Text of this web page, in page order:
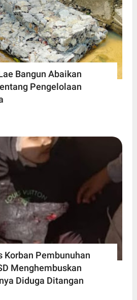
Bangun Abaikan
Pengelolaan
Korban Pembunuhan
Menghembuskan
Diduga Ditangan